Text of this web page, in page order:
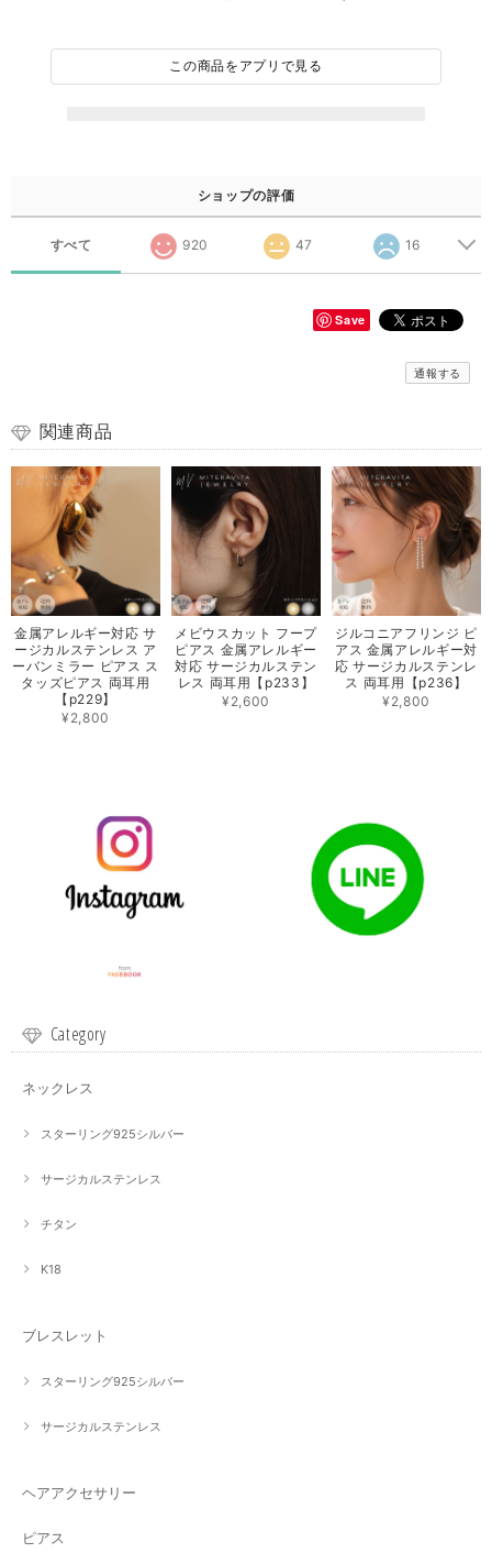
この商品をアプリで見る
ショップの評価
すべて 920 47 16
Save
通報する
関連商品
金属アレルギー対応 サ
ージカルステンレス ア
ーバンミラー ピアス ス
タッズピアス 両耳用
【p229】
¥2,800
メビウスカット フープ
ピアス 金属アレルギー
対応 サージカルステン
レス 両耳用【p233】
¥2,600
ジルコニアフリンジ ピ
アス 金属アレルギー対
応 サージカルステンレ
ス 両耳用【p236】
¥2,800
Category
ネックレス
スターリング925シルバー
サージカルステンレス
チタン
K18
ブレスレット
スターリング925シルバー
サージカルステンレス
ヘアアクセサリー
ピアス